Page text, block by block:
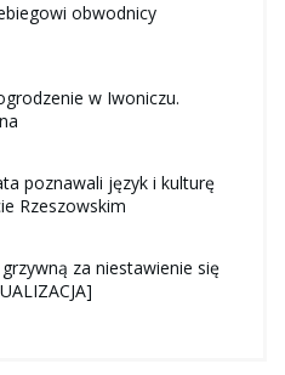
obwodnicy
w Iwoniczu.
poznawali język i kulturę
Rzeszowskim
za niestawienie się